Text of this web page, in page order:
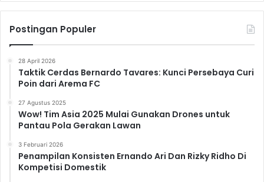
Postingan Populer
28 April 2026
Taktik Cerdas Bernardo Tavares: Kunci Persebaya Curi
Poin dari Arema FC
27 Agustus 2025
Wow! Tim Asia 2025 Mulai Gunakan Drones untuk
Pantau Pola Gerakan Lawan
3 Februari 2026
Penampilan Konsisten Ernando Ari Dan Rizky Ridho Di
Kompetisi Domestik